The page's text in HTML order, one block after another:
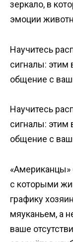
зеркало, в
эмоции
Научитесь
сигналы: этим
общение с
Научитесь
сигналы: этим
общение с
с которыми
графику
мяуканьем, а
ваше